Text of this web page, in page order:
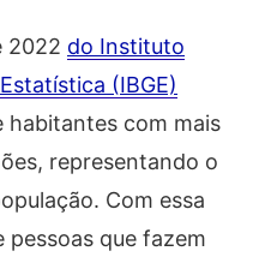
2022 do Instituto
(IBGE)
habitantes com mais
representando o
Com essa
pessoas que fazem